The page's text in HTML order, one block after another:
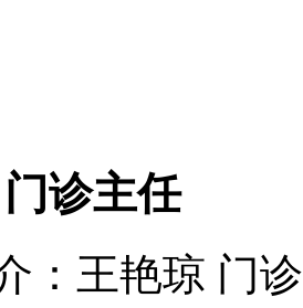
诊主任
：王艳琼 门